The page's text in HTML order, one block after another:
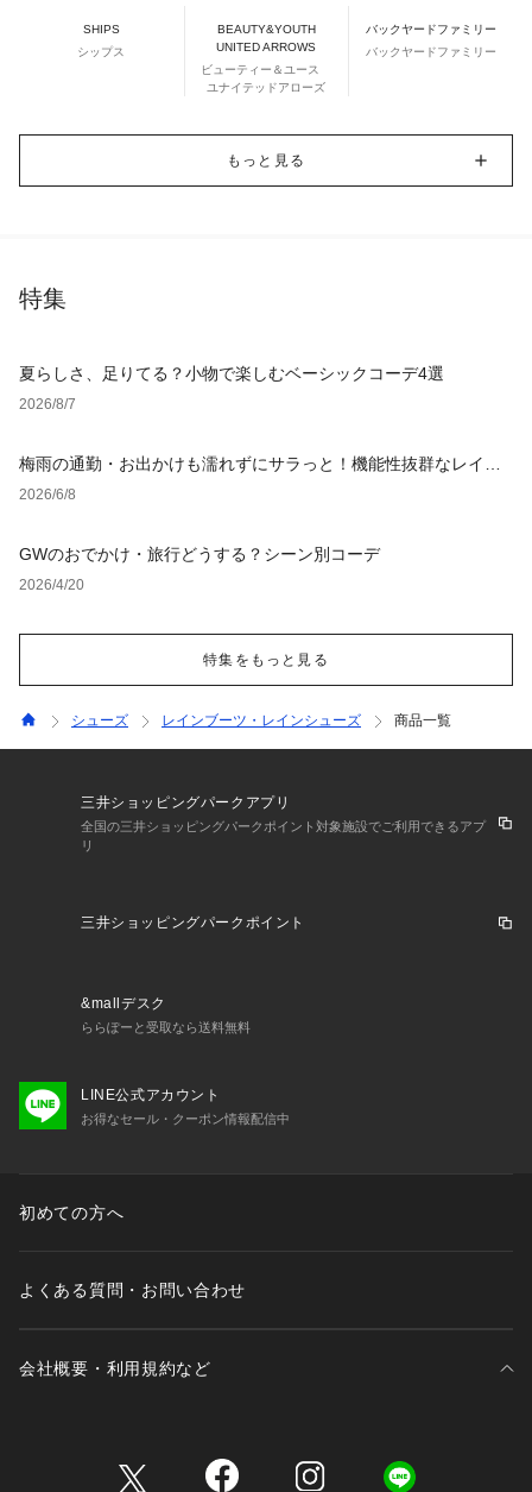
SHIPS
シップス
BEAUTY&YOUTH
UNITED ARROWS
ビューティー＆ユース
ユナイテッドアローズ
バックヤードファミリー
バックヤードファミリー
もっと見る
特集
夏らしさ、足りてる？小物で楽しむベーシックコーデ4選
2026/8/7
梅雨の通勤・お出かけも濡れずにサラっと！機能性抜群なレイン
グッズ
2026/6/8
GWのおでかけ・旅行どうする？シーン別コーデ
2026/4/20
特集をもっと見る
シューズ レインブーツ・レインシューズ 商品一覧
三井ショッピングパークアプリ
全国の三井ショッピングパークポイント対象施設でご利用できるアプ
リ
三井ショッピングパークポイント
&mallデスク
ららぽーと受取なら送料無料
LINE公式アカウント
お得なセール・クーポン情報配信中
初めての方へ
よくある質問・お問い合わせ
会社概要・利用規約など